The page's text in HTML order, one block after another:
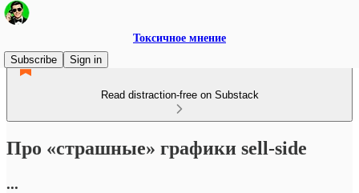
Токсичное мнение
Subscribe
Sign in
Read distraction-free on Substack
Про «страшные» графики sell-side
...